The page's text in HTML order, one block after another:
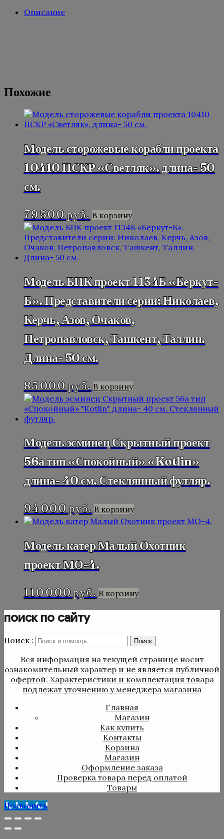
Описание
Похожие
Модель сторожевые корабли проекта
10410 ПСКР «Светляк». длина- 50
см.
79 500руб. В корзину
Модель БПК проект 1134Б «Беркут-
Б». Представители серии: Николаев,
Керчь, Азов, Очаков,
Петропавловск, Ташкент, Таллин.
Длина- 50 см.
85 000руб. В корзину
Модель эсминец Скрытный проект
56а тип «Спокойный» «Kotlin»
длина- 40 см. Стеклянный футляр.
94 000руб. В корзину
Модель катер Малый Охотник
проект МО-4.
110 000руб. В корзину
поиск по сайту
Поиск : Поиск
Вся информация на текущей странице носит
ознакомительный характер и не является публичной
офертой. Характеристики и комплектация товара
подлежат уточнению у менеджера магазина
Главная
Магазин
Как купить
Контакты
Корзина
Магазин
Оформление заказа
Проверка товара перед оплатой
Товары
Позвонить